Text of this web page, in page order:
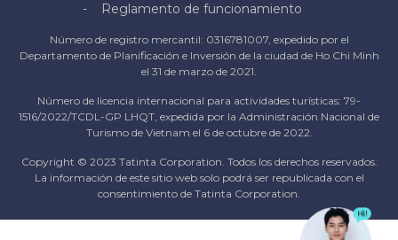
Reglamento de funcionamiento
Número de registro mercantil: 0316781007, expedido por el
Departamento de Planificación e Inversión de la ciudad de Ho Chi Minh
el 31 de marzo de 2021.
Número de licencia internacional para actividades turísticas: 79-
1516/2022/TCDL-GP LHQT, expedida por la Administración Nacional de
Turismo de Vietnam el 6 de octubre de 2022.
Copyright © 2023 Tatinta Corporation. Todos los derechos reservados.
La información de este sitio web solo podrá ser republicada con el
consentimiento de Tatinta Corporation.